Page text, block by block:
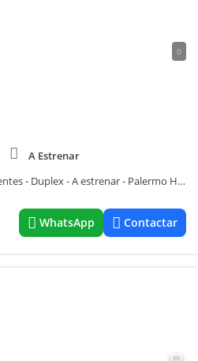
0
A Estrenar
Venta-Departamento - 3 Ambientes - Duplex - A estrenar - Palermo Hollywood - Balcón - Terraza
WhatsApp Contactar